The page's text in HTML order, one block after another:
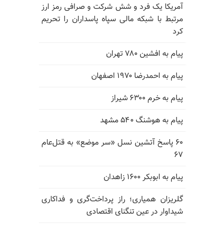
آمریکا یک فرد و شش شرکت و صرافی رمز ارز
مرتبط با شبکه مالی سپاه پاسداران را تحریم
کرد
پیام به افشین ۷۸۰ تهران
پیام به احمدرضا ۱۹۷۰ اصفهان
پیام به خرم ۶۳۰۰ شیراز
پیام به هوشنگ ۵۴۰ مشهد
۶۰ پاسخ آتشین نسل «سر موضع» به قتل‌عام
۶۷
پیام به ابوبکر ۱۶۰۰ زاهدان
گلریزان همیاری؛ راز پرداخت‌گری و فداکاری
شیداوار در عین تنگنای اقتصادی